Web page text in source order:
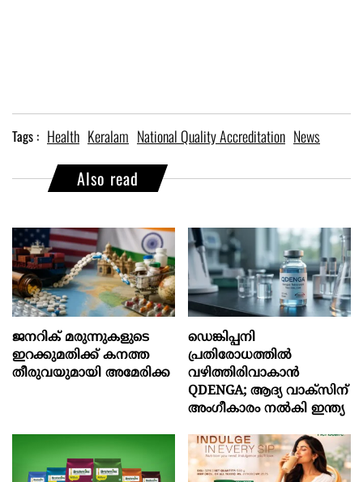
Tags : Health Keralam National Quality Accreditation News
Also read
ജനറിക് മരുന്നുകളുടെ
ഇറക്കുമതിക്ക് കനത്ത
തീരുവയുമായി അമേരിക്ക
ഡെങ്കിപ്പനി
പ്രതിരോധത്തിൽ
വഴിത്തിരിവാകാൻ
QDENGA; ആദ്യ വാക്സിന്
അംഗീകാരം നൽകി ഇന്ത്യ